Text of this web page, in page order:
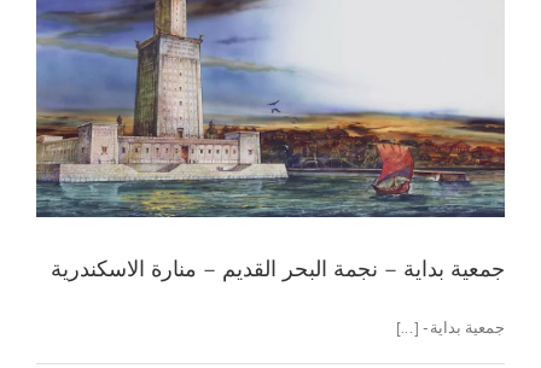
جمعية بداية – نجمة البحر القديم – منارة الاسكندرية
جمعية بداية - [...]